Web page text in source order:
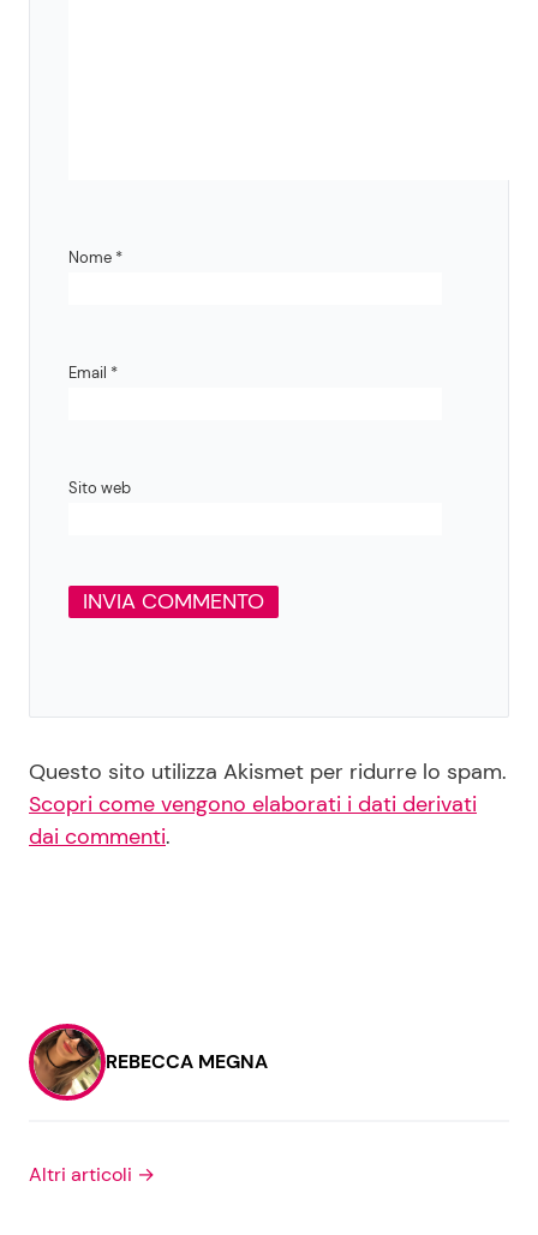
Nome *
Email *
Sito web
Questo sito utilizza Akismet per ridurre lo spam.
Scopri come vengono elaborati i dati derivati
dai commenti.
REBECCA MEGNA
Altri articoli →